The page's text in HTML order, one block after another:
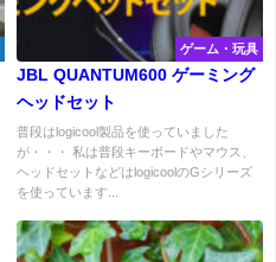
ゲーム・玩具
JBL QUANTUM600 ゲーミング
ヘッドセット
普段はlogicool製品を使っていました
が・・・ 私は普段キーボードやマウス、
ヘッドセットなどはlogicoolのGシリーズ
を使っています...